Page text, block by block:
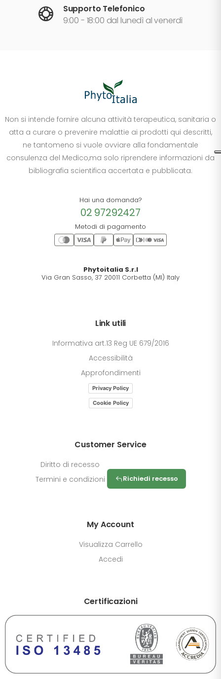
Supporto Telefonico
9:00 - 18:00 dal lunedì al venerdì
Non si intende fornire alcuna attività terapeutica, sanitaria o
atta a curare o prevenire malattie ai prodotti qui descritti,
ne tantomeno si vuole ovviare alla fondamentale
consulenza del Medico,ma solo riprendere informazioni da
bibliografia scientifica accertata e pubblicata.
Hai una domanda?
02 97292427
Metodi di pagamento
Phytoitalia S.r.l
Via Gran Sasso, 37 20011 Corbetta (MI) Italy
Link utili
Informativa art.13 Reg UE 679/2016
Accessibilità
Approfondimenti
Privacy Policy
Cookie Policy
Customer Service
Diritto di recesso
Termini e condizioni
Richiedi recesso
My Account
Visualizza Carrello
Accedi
Certificazioni
DIMENSIONE TESTO